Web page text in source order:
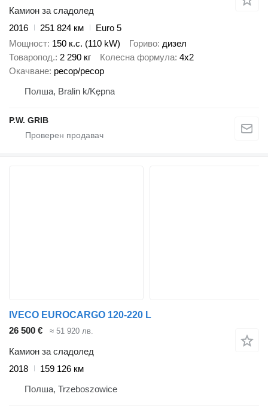
Камион за сладолед
2016
251 824 км
Euro 5
Мощност 150 к.с. (110 kW) Гориво дизел
Товаропод. 2 290 кг Колесна формула 4x2
Окачване ресор/ресор
Полша, Bralin k/Kępna
P.W. GRIB
IVECO EUROCARGO 120-220 L
26 500 €
≈ 51 920 лв.
Камион за сладолед
2018
159 126 км
Полша, Trzeboszowice